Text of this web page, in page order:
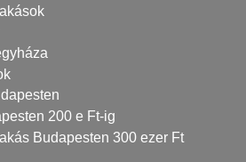
200 e Ft-ig
Budapesten 300 ezer Ft